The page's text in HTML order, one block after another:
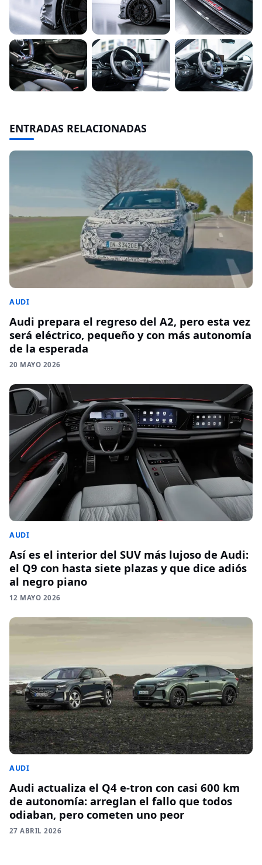
ENTRADAS RELACIONADAS
AUDI
Audi prepara el regreso del A2, pero esta vez
será eléctrico, pequeño y con más autonomía
de la esperada
20 MAYO 2026
AUDI
Así es el interior del SUV más lujoso de Audi:
el Q9 con hasta siete plazas y que dice adiós
al negro piano
12 MAYO 2026
AUDI
Audi actualiza el Q4 e-tron con casi 600 km
de autonomía: arreglan el fallo que todos
odiaban, pero cometen uno peor
27 ABRIL 2026